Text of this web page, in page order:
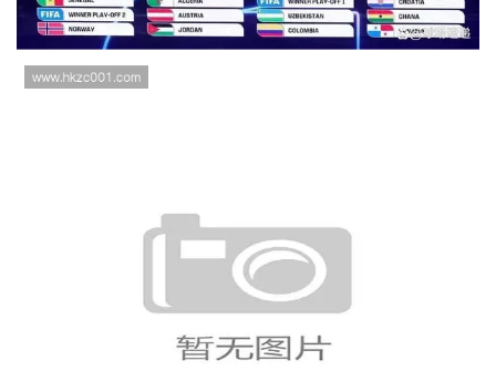
2026世界杯淘汰赛赛程更新：32强对
阵时间与比赛看点